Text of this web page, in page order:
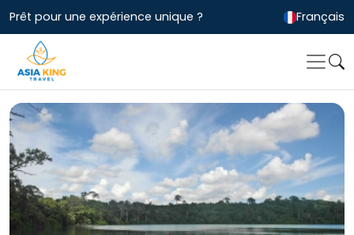
Prêt pour une expérience unique ? Français